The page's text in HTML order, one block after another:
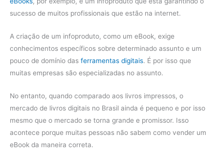
sucesso de muitos profissionais que estão na internet.
A criação de um infoproduto, como um eBook, exige
conhecimentos específicos sobre determinado assunto e um
pouco de domínio das ferramentas digitais. É por isso que
muitas empresas são especializadas no assunto.
No entanto, quando comparado aos livros impressos, o
mercado de livros digitais no Brasil ainda é pequeno e por isso
mesmo que o mercado se torna grande e promissor. Isso
acontece porque muitas pessoas não sabem como vender um
eBook da maneira correta.